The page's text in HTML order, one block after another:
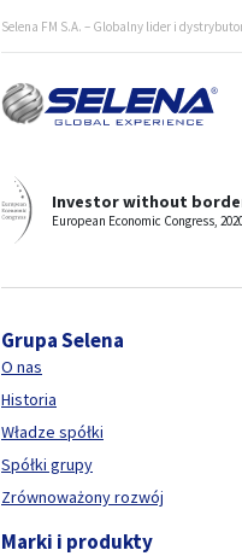
Selena FM S.A. – Globalny lider i
Investor without
European Economic Congress,
Grupa Selena
O nas
Historia
Władze spółki
Spółki grupy
Zrównoważony rozwój
Marki i produkty